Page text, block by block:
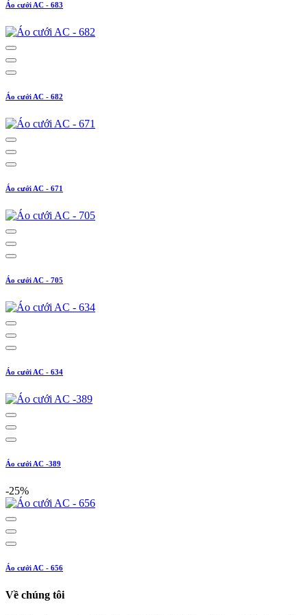
Áo cưới AC - 683
Áo cưới AC - 682
Áo cưới AC - 671
Áo cưới AC - 705
Áo cưới AC - 634
Áo cưới AC -389
-25%
Áo cưới AC - 656
Về chúng tôi